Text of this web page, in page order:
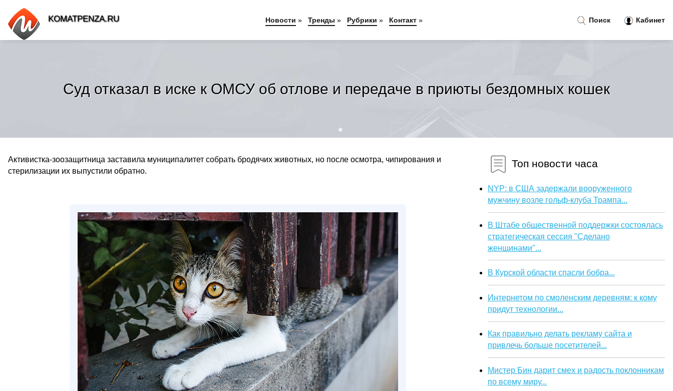
Суд отказал в иске к ОМСУ об отлове и передаче в приюты бездомных кошек
Активистка-зоозащитница заставила муниципалитет собрать бродячих животных, но после осмотра, чипирования и
стерилизации их выпустили обратно.
Топ новости часа
NYP: в США задержали вооруженного
мужчину возле гольф-клуба Трампа...
В Штабе общественной поддержки состоялась
стратегическая сессия "Сделано
женщинами"...
В Курской области спасли бобра...
Интернетом по смоленским деревням: к кому
придут технологии...
Как правильно делать рекламу сайта и
привлечь больше посетителей...
Мистер Бин дарит смех и радость поклонникам
по всему миру...
Поиск Кабинет
KOMATPENZA.RU Новости » Тренды » Рубрики » Контакт »